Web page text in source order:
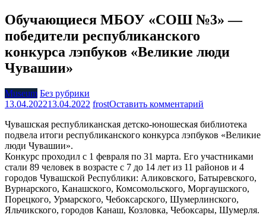
Обучающиеся МБОУ «СОШ №3» —
победители республиканского
конкурса лэпбуков «Великие люди
Чувашии»
Museum Без рубрики
13.04.202213.04.2022 frostОставить комментарий
МБОУ
«СОШ
—
победители
конкурса
лэпбуков
«Великие
Чувашская республиканская детско-юношеская библиотека
подвела итоги республиканского конкурса лэпбуков «Великие
люди Чувашии».
Конкурс проходил с 1 февраля по 31 марта. Его участниками
стали 89 человек в возрасте с 7 до 14 лет из 11 районов и 4
городов Чувашской Республики: Аликовского, Батыревского,
Вурнарского, Канашского, Комсомольского, Моргаушского,
Порецкого, Урмарского, Чебоксарского, Шумерлинского,
Яльчикского, городов Канаш, Козловка, Чебоксары, Шумерля.